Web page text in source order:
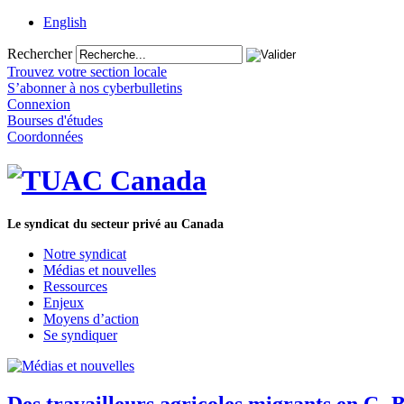
English
Rechercher
Trouvez votre section locale
S’abonner à nos cyberbulletins
Connexion
Bourses d'études
Coordonnées
Le syndicat du secteur privé au Canada
Notre syndicat
Médias et nouvelles
Ressources
Enjeux
Moyens d’action
Se syndiquer